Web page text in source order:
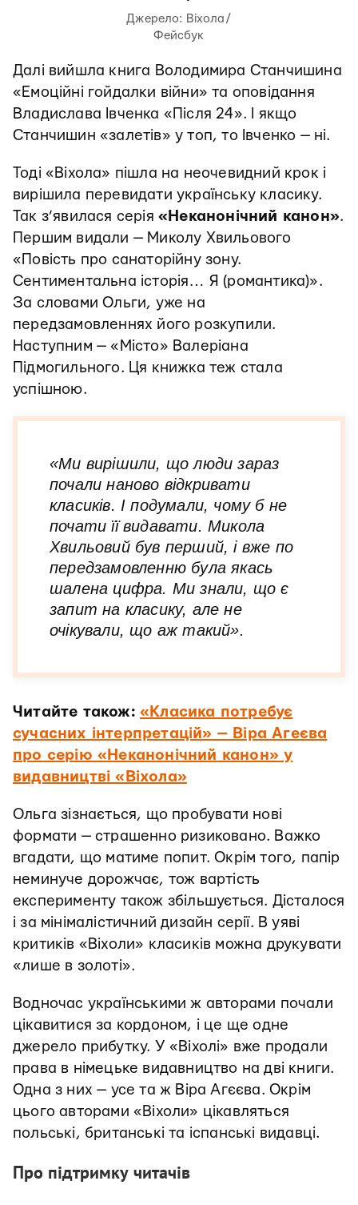
Джерело: Віхола/
Фейсбук
Далі вийшла книга Володимира Станчишина
«Емоційні гойдалки війни» та оповідання
Владислава Івченка «Після 24». І якщо
Станчишин «залетів» у топ, то Івченко — ні.
Тоді «Віхола» пішла на неочевидний крок і
вирішила перевидати українську класику.
Так з’явилася серія «Неканонічний канон».
Першим видали — Миколу Хвильового
«Повість про санаторійну зону.
Сентиментальна історія… Я (романтика)».
За словами Ольги, уже на
передзамовленнях його розкупили.
Наступним — «Місто» Валеріана
Підмогильного. Ця книжка теж стала
успішною.
«Ми вирішили, що люди зараз
почали наново відкривати
класиків. І подумали, чому б не
почати її видавати. Микола
Хвильовий був перший, і вже по
передзамовленню була якась
шалена цифра. Ми знали, що є
запит на класику, але не
очікували, що аж такий».
Читайте також: «Класика потребує
сучасних інтерпретацій» — Віра Агеєва
про серію «Неканонічний канон» у
видавництві «Віхола»
Ольга зізнається, що пробувати нові
формати — страшенно ризиковано. Важко
вгадати, що матиме попит. Окрім того, папір
неминуче дорожчає, тож вартість
експерименту також збільшується. Дісталося
і за мінімалістичний дизайн серії. В уяві
критиків «Віхоли» класиків можна друкувати
«лише в золоті».
Водночас українськими ж авторами почали
цікавитися за кордоном, і це ще одне
джерело прибутку. У «Віхолі» вже продали
права в німецьке видавництво на дві книги.
Одна з них — усе та ж Віра Агєєва. Окрім
цього авторами «Віхоли» цікавляться
польські, британські та іспанські видавці.
Про підтримку читачів